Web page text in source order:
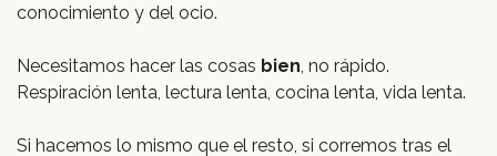
conocimiento y del ocio.
Necesitamos hacer las cosas bien , no rápido.
Respiración lenta, lectura lenta, cocina lenta, vida lenta.
Si hacemos lo mismo que el resto, si corremos tras el